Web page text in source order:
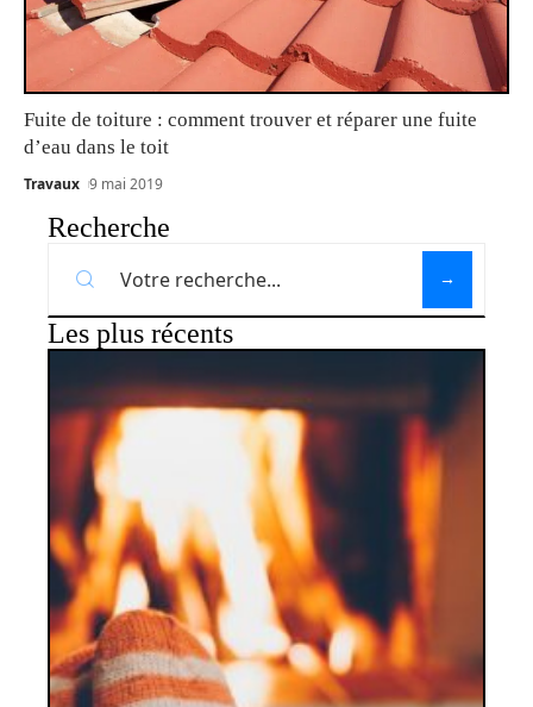
Fuite de toiture : comment trouver et réparer une fuite
d’eau dans le toit
Travaux 9 mai 2019
Recherche
Les plus récents